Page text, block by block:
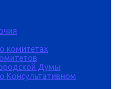
комитетах
Думы
Консультативном